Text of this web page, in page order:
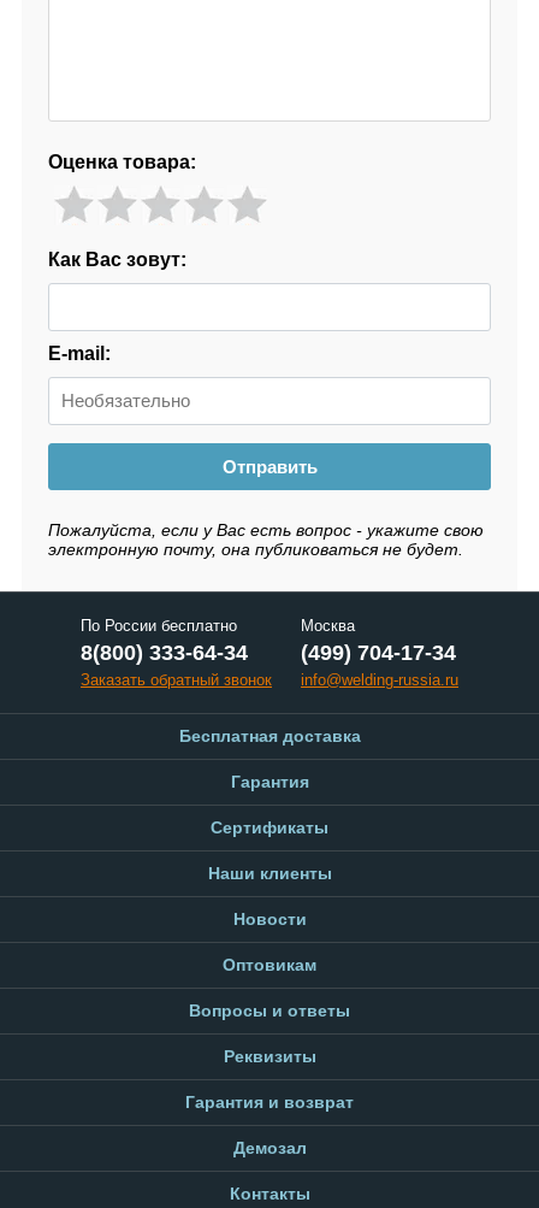
Оценка товара:
Как Вас зовут:
E-mail:
Отправить
Пожалуйста, если у Вас есть вопрос - укажите свою
электронную почту, она публиковаться не будет.
По России бесплатно
8(800) 333-64-34
Заказать обратный звонок
Москва
(499) 704-17-34
info@welding-russia.ru
Бесплатная доставка
Гарантия
Сертификаты
Наши клиенты
Новости
Оптовикам
Вопросы и ответы
Реквизиты
Гарантия и возврат
Демозал
Контакты